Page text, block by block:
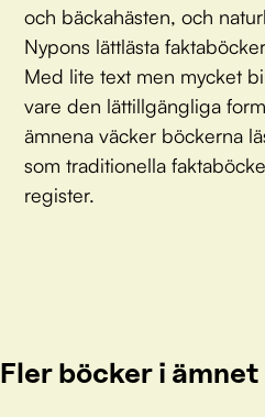
och bäckahästen, och
Nypons lättlästa
Med lite text men mycket
vare den lättillgängliga
ämnena väcker böckerna
som traditionella
register.
Fler böcker i